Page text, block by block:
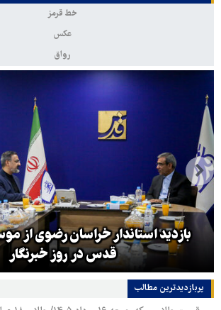
خط قرمز
عکس
رواق
بازدید استاندار خراسان رضوی از
قدس در روز خبرنگار
پربازدیدترین‌ مطالب